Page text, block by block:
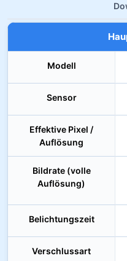
Modell
Sensor
Effektive Pixel /
Auflösung
Bildrate (volle
Auflösung)
Belichtungszeit
Verschlussart